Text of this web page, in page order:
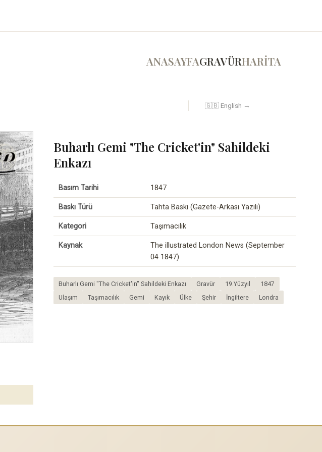
ANASAYFAGRAVÜRHARİTA
🇬🇧 English →
Buharlı Gemi "The Cricket'in" Sahildeki
Enkazı
Basım Tarihi 1847
Baskı Türü Tahta Baskı (Gazete-Arkası Yazılı)
Kategori Taşımacılık
Kaynak
The illustrated London News (September
04 1847)
Buharlı Gemi "The Cricket'in" Sahildeki Enkazı Gravür 19.Yüzyıl
1847
Ulaşım
Taşımacılık Gemi Kayık Ülke Şehir İngiltere Londra